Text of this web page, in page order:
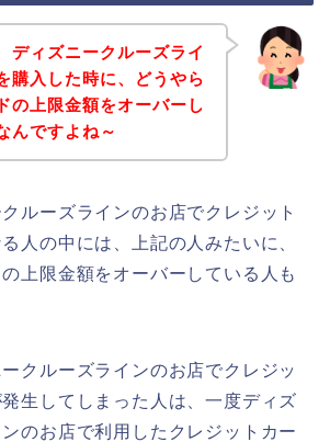
ディズニークルーズライ
購入した時に、どうやら
の上限金額をオーバーし
んですよね～
ルーズラインのお店でクレジット
人の中には、上記の人みたいに、
上限金額をオーバーしている人も
クルーズラインのお店でクレジッ
発生してしまった人は、一度ディズ
のお店で利用したクレジットカー